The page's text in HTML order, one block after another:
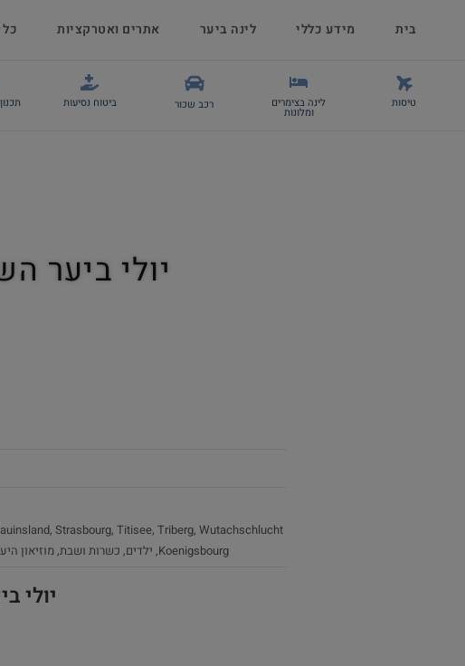
בית מידע כללי לינה ביער אתרים ואטרקציות
טיסות לינה בצימרים
ומלונות
רכב שכור ביטוח נסיעות
יולי ביער
, Strasbourg, Titisee, Triberg, Wutachschlucht
Koenigsbourg
, ילדים, כשרות ושבת,מוזיאון
יולי